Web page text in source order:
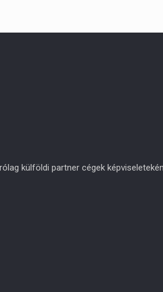
külföldi partner cégek